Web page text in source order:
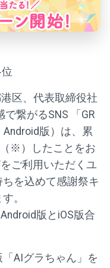
区、代表取締役社
繋がるSNS 「GR
Android版）は、累
※）したことをお
ご利用いただくユ
を込めて感謝祭キ
。
版とiOS版合
AIグラちゃん」を